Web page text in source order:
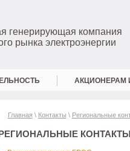
генерирующая компания
рынка электроэнергии
АКЦИОНЕРАМ
Главная \ Контакты \ Региональные